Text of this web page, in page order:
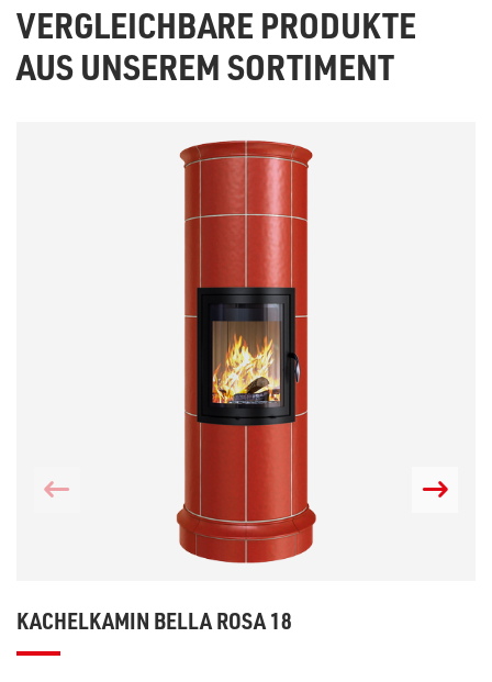
VERGLEICHBARE PRODUKTE
AUS UNSEREM SORTIMENT
KACHELKAMIN BELLA ROSA 18